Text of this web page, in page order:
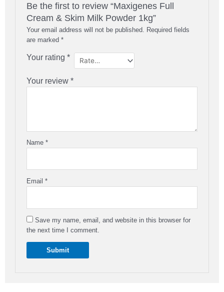
Be the first to review “Maxigenes Full
Cream & Skim Milk Powder 1kg”
Your email address will not be published. Required fields
are marked *
Your rating *
Your review *
Name *
Email *
Save my name, email, and website in this browser for
the next time I comment.